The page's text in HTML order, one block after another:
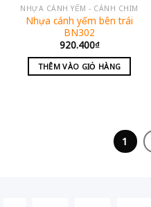
NHỰA CÁNH YẾM - CÁNH CHIM
Nhựa cánh yếm bên trái
BN302
920.400₫
THÊM VÀO GIỎ HÀNG
1